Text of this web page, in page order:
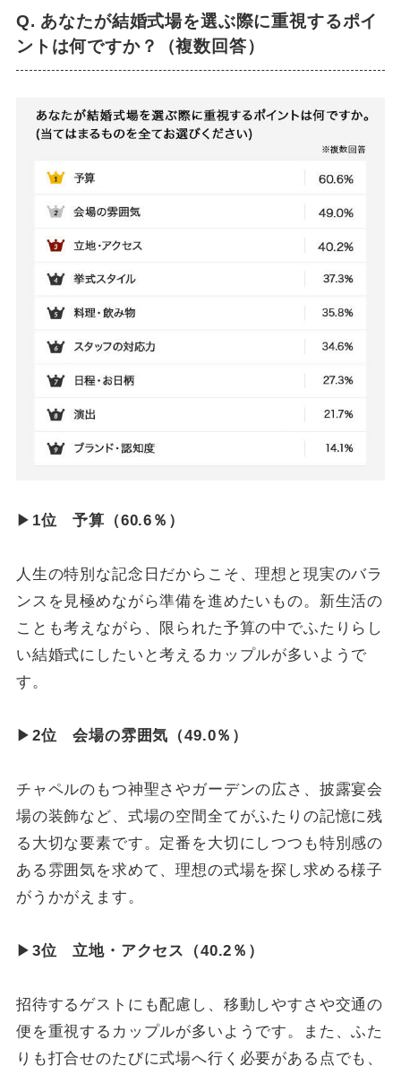
Q. あなたが結婚式場を選ぶ際に重視するポイ
ントは何ですか？（複数回答）
▶ 1位 予算（60.6％）
人生の特別な記念日だからこそ、理想と現実のバラ
ンスを見極めながら準備を進めたいもの。新生活の
ことも考えながら、限られた予算の中でふたりらし
い結婚式にしたいと考えるカップルが多いようで
す。
▶ 2位 会場の雰囲気（49.0％）
チャペルのもつ神聖さやガーデンの広さ、披露宴会
場の装飾など、式場の空間全てがふたりの記憶に残
る大切な要素です。定番を大切にしつつも特別感の
ある雰囲気を求めて、理想の式場を探し求める様子
がうかがえます。
▶ 3位 立地・アクセス（40.2％）
招待するゲストにも配慮し、移動しやすさや交通の
便を重視するカップルが多いようです。また、ふた
りも打合せのたびに式場へ行く必要がある点でも、